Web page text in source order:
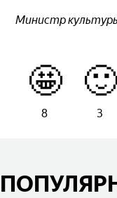
Министр
🤩
8
🙂
3